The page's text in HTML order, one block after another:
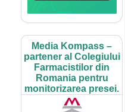
Media Kompass –
partener al Colegiului
Farmacistilor din
Romania pentru
monitorizarea presei.